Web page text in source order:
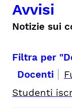
Avvisi
Notizie sui
Filtra per
Docenti |
Studenti